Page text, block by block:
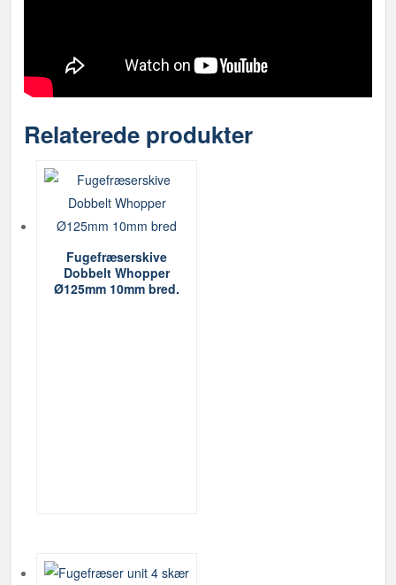
Relaterede produkter
Fugefræserskive
Dobbelt Whopper
Ø125mm 10mm bred.